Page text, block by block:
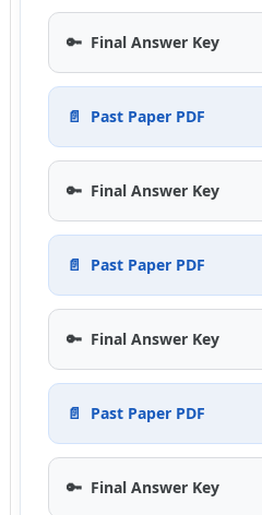
🔑 Final Answer Key
📄 Past Paper PDF
🔑 Final Answer Key
📄 Past Paper PDF
🔑 Final Answer Key
📄 Past Paper PDF
🔑 Final Answer Key